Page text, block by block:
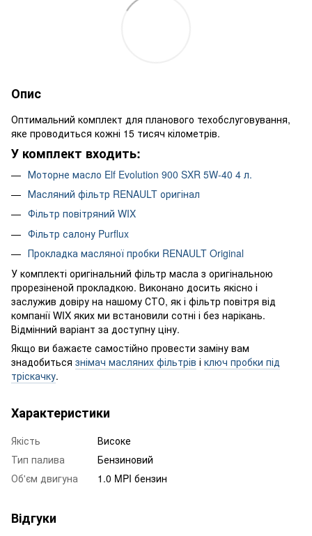
Опис
Оптимальний комплект для планового техобслуговування,
яке проводиться кожні 15 тисяч кілометрів.
У комплект входить:
Моторне масло Elf Evolution 900 SXR 5W-40 4 л.
Масляний фільтр RENAULT оригінал
Фільтр повітряний WIX
Фільтр салону Purflux
Прокладка масляної пробки RENAULT Original
У комплекті оригінальний фільтр масла з оригінальною
прорезіненой прокладкою. Виконано досить якісно і
заслужив довіру на нашому СТО, як і фільтр повітря від
компанії WIX яких ми встановили сотні і без нарікань.
Відмінний варіант за доступну ціну.
Якщо ви бажаєте самостійно провести заміну вам
знадобиться знімач масляних фільтрів і ключ пробки під
тріскачку.
Характеристики
Якість
Високе
Тип палива
Бензиновий
Об'єм двигуна
1.0 MPI бензин
Відгуки